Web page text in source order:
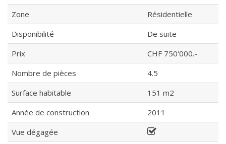
Zone
Résidentielle
Disponibilité
De suite
Prix
CHF 750'000.-
Nombre de pièces
4.5
Surface habitable
151 m2
Année de construction
2011
Vue dégagée